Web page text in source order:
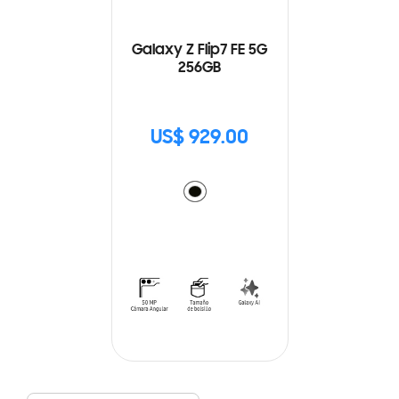
Galaxy Z Flip7 FE 5G
256GB
US$ 929.00